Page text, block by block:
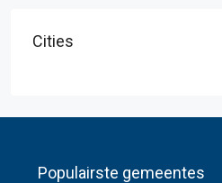
Cities
Populairste gemeentes